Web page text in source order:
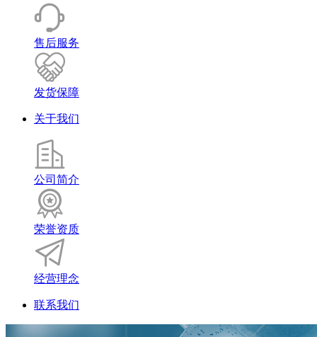
售后服务
发货保障
关于我们
公司简介
荣誉资质
经营理念
联系我们